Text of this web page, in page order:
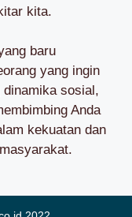
kita.
baru
yang ingin
dinamika sosial,
Anda
kekuatan dan